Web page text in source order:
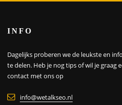
INFO
Dagelijks proberen we de leukste en
te delen. Heb je nog tips of wil je graag
contact met ons op
info@wetalkseo.nl